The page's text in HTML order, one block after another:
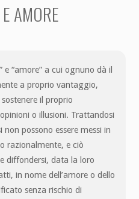
AMORE
e “amore” a cui ognuno dà il
a proprio vantaggio,
il proprio
o illusioni. Trattandosi
possono essere messi in
razionalmente, e ciò
diffondersi, data la loro
in nome dell’amore o dello
senza rischio di